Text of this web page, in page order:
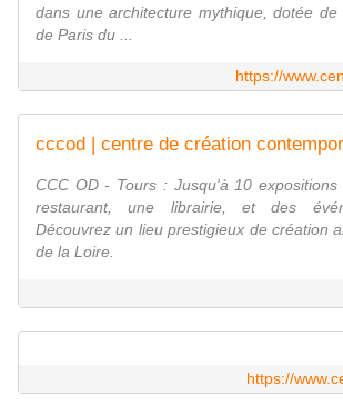
dans une architecture mythique, dotée
de Paris du ...
https://
CCC OD - Tours : Jusqu'à 10
restaurant, une librairie, et des
Découvrez un lieu prestigieux de création
de la Loire.
https://